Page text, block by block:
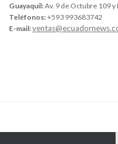
Guayaquil:Av. 9 de Octubre 109
Teléfonos:+593 993683742
E-mail: